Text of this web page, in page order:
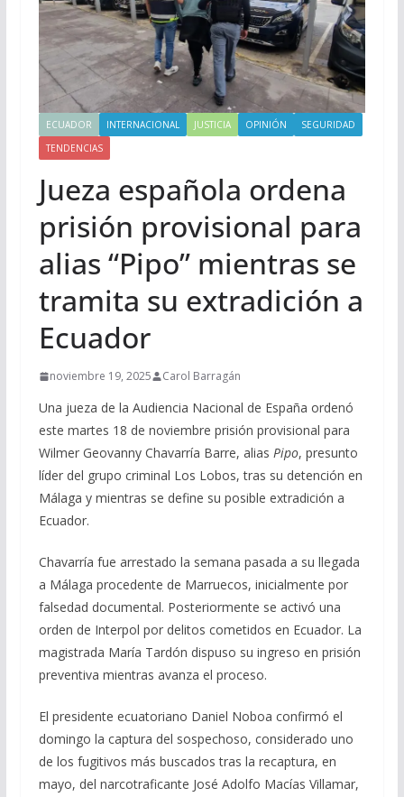
ECUADOR INTERNACIONAL JUSTICIA OPINIÓN
SEGURIDAD
TENDENCIAS
Jueza española ordena
prisión provisional para
alias “Pipo” mientras se
tramita su extradición a
Ecuador
noviembre 19, 2025 Carol Barragán
Una jueza de la Audiencia Nacional de España ordenó
este martes 18 de noviembre prisión provisional para
Wilmer Geovanny Chavarría Barre, alias Pipo, presunto
líder del grupo criminal Los Lobos, tras su detención en
Málaga y mientras se define su posible extradición a
Ecuador.
Chavarría fue arrestado la semana pasada a su llegada
a Málaga procedente de Marruecos, inicialmente por
falsedad documental. Posteriormente se activó una
orden de Interpol por delitos cometidos en Ecuador. La
magistrada María Tardón dispuso su ingreso en prisión
preventiva mientras avanza el proceso.
El presidente ecuatoriano Daniel Noboa confirmó el
domingo la captura del sospechoso, considerado uno
de los fugitivos más buscados tras la recaptura, en
mayo, del narcotraficante José Adolfo Macías Villamar,